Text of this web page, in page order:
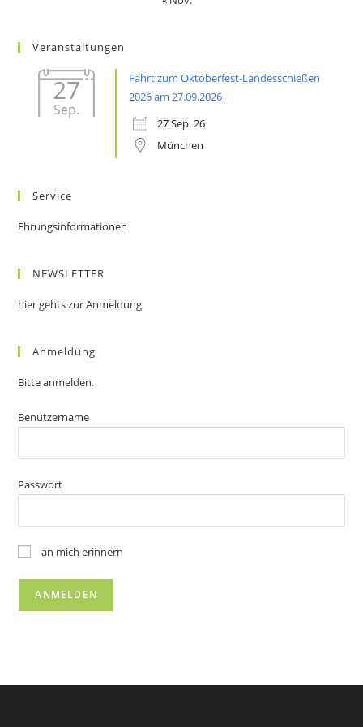
Veranstaltungen
27
Sep.
Fahrt zum Oktoberfest-Landesschießen
2026 am 27.09.2026
27 Sep. 26
München
Service
Ehrungsinformationen
NEWSLETTER
hier gehts zur Anmeldung
Anmeldung
Bitte anmelden.
Benutzername
Passwort
an mich erinnern